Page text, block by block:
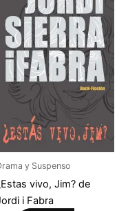
y Suspenso
vivo, Jim? de
i Fabra